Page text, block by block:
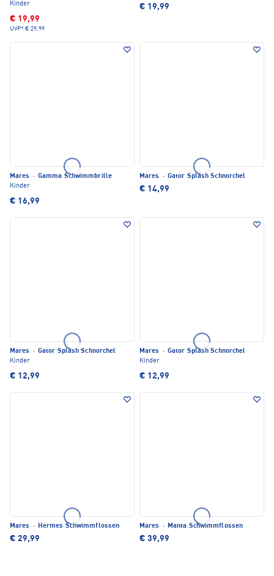
Kinder
€ 19,99
UVP* € 29,99
€ 19,99
Mares · Gamma Schwimmbrille
Kinder
€ 16,99
Mares · Gator Splash Schnorchel
€ 14,99
Mares · Gator Splash Schnorchel
Kinder
€ 12,99
Mares · Gator Splash Schnorchel
Kinder
€ 12,99
Mares · Hermes Schwimmflossen
€ 29,99
Mares · Manta Schwimmflossen
€ 39,99